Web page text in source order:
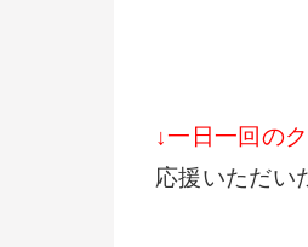
↓一日一回の
応援いただい